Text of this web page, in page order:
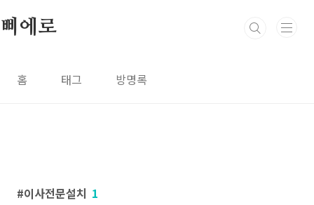
삐에로
홈 태그 방명록
이사전문설치 1